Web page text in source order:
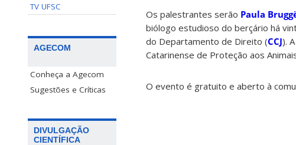
TV UFSC
AGECOM
Conheça a Agecom
Sugestões e Críticas
DIVULGAÇÃO
CIENTÍFICA
Os palestrantes serão Paula
biólogo estudioso do berçário há
do Departamento de Direito (CCJ).
Catarinense de Proteção aos
O evento é gratuito e aberto à